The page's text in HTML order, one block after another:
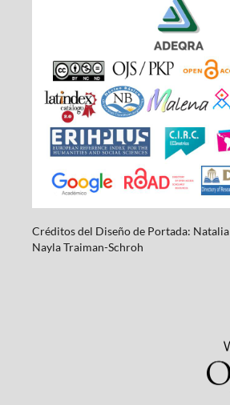
Créditos del Diseño de Portada:
NaylaTraiman-Schroh